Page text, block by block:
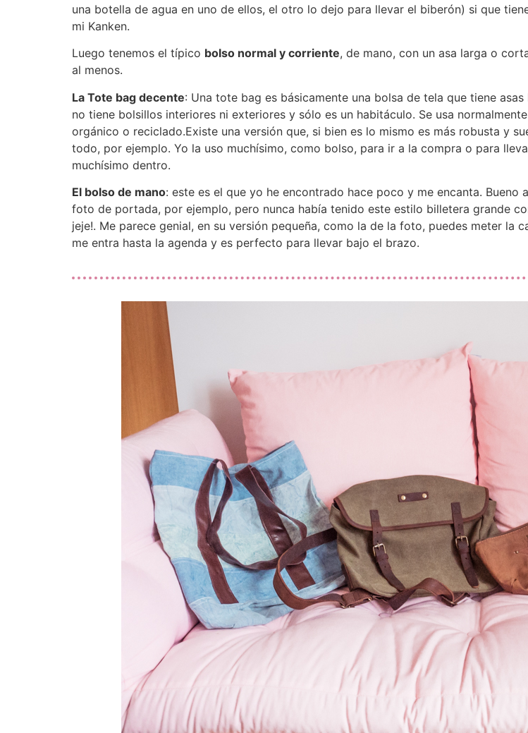
una botella de agua en uno de ellos, el otro lo dejo para llevar el biberón) si que
mi Kanken.
Luego tenemos el típico bolso normal y corriente, de mano, con un asa larga o
al menos.
La Tote bag decente: Una tote bag es básicamente una bolsa de tela que tiene
no tiene bolsillos interiores ni exteriores y sólo es un habitáculo. Se usa
orgánico o reciclado.Existe una versión que, si bien es lo mismo es más robusta y
todo, por ejemplo. Yo la uso muchísimo, como bolso, para ir a la compra o para
muchísimo dentro.
El bolso de mano: este es el que yo he encontrado hace poco y me encanta.
foto de portada, por ejemplo, pero nunca había tenido este estilo billetera grande
jeje!. Me parece genial, en su versión pequeña, como la de la foto, puedes meter la
me entra hasta la agenda y es perfecto para llevar bajo el brazo.